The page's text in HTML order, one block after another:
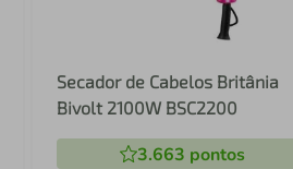
Secador de Cabelos Britânia
Bivolt 2100W BSC2200
3.663 pontos